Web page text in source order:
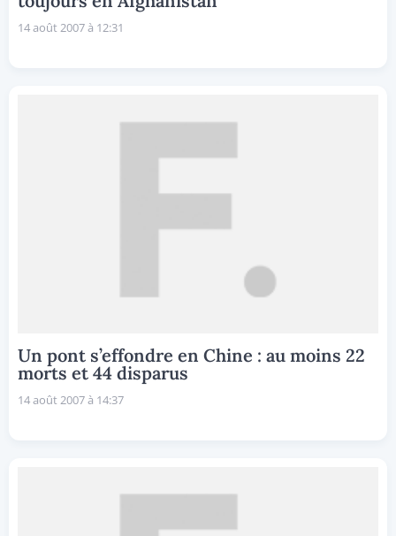
14 août 2007 à 12:31
Un pont s’effondre en Chine : au moins 22
morts et 44 disparus
14 août 2007 à 14:37